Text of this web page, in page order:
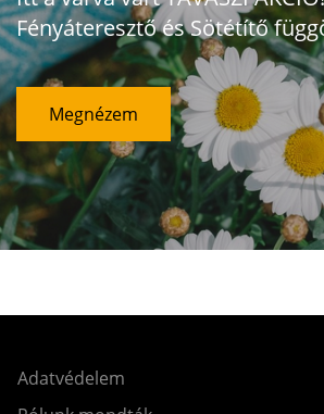
Fényáteresztő és Sötétítő
Megnézem
Adatvédelem